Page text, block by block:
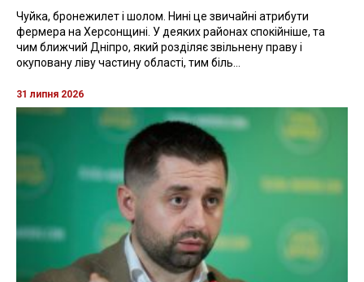
Чуйка, бронежилет і шолом. Нині це звичайні атрибути
фермера на Херсонщині. У деяких районах спокійніше, та
чим ближчий Дніпро, який розділяє звільнену праву і
окуповану ліву частину області, тим біль...
31 липня 2026